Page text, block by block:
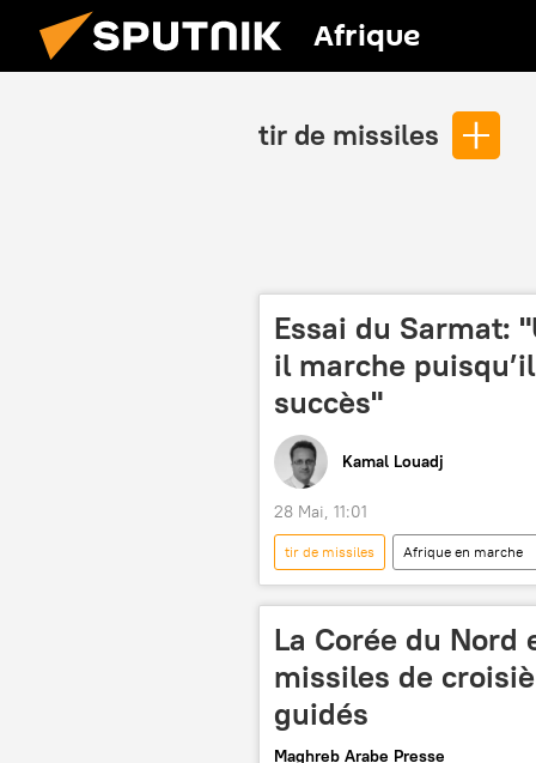
Afrique
tir de missiles
Essai du Sarmat:
il marche
succès"
Kamal Louadj
28 Mai, 11:01
tir de missiles
Afrique en marche
Russie
test essais
La Corée du
missiles de
guidés
Maghreb Arabe Presse